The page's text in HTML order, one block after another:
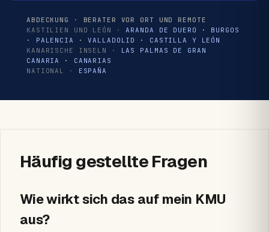
ABDECKUNG · BERATER VOR ORT UND REMOTE
KASTILIEN UND LEÓN ·ARANDA DE DUERO · BURGOS
· PALENCIA ·VALLADOLID · CASTILLA Y LEÓN
KANARISCHE INSELN · LAS PALMAS DE GRAN
CANARIA
· CANARIAS
NATIONAL · ESPAÑA
Häufig gestellte Fragen
Wie wirkt sich das auf mein KMU
aus?